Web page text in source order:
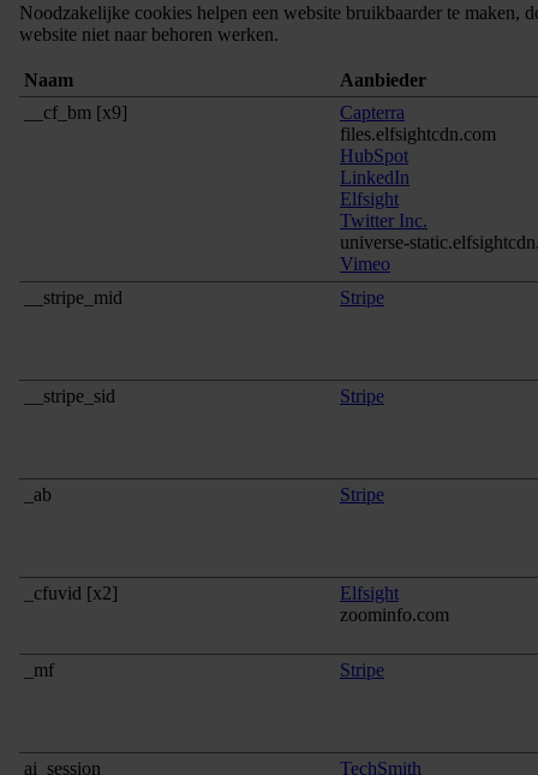
Noodzakelijke cookies helpen een website bruikbaarder te maken,
website niet naar behoren werken.
Naam
Aanbieder
__cf_bm [x9]
Capterra
files.elfsightcdn.com
HubSpot
LinkedIn
Elfsight
Twitter Inc.
universe-
Vimeo
__stripe_mid
Stripe
__stripe_sid Stripe
_ab Stripe
_cfuvid [x2]
Elfsight
zoominfo.com
_mf Stripe
ai_session TechSmith